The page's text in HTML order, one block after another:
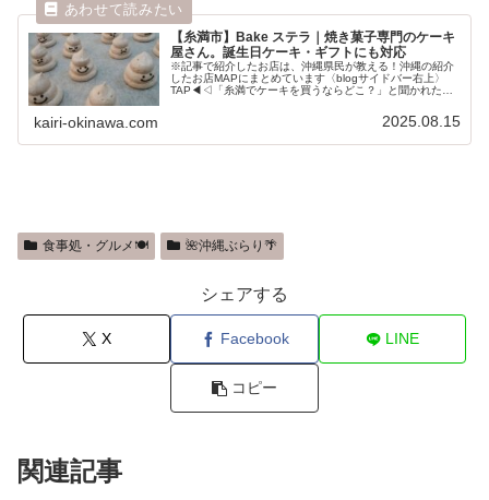
【糸満市】Bake ステラ｜焼き菓子専門のケーキ
屋さん。誕生日ケーキ・ギフトにも対応
※記事で紹介したお店は、沖縄県民が教える！沖縄の紹介
したお店MAPにまとめています〈blogサイドバー右上〉
TAP◀︎◁「糸満でケーキを買うならどこ？」と聞かれた
kairi-okinawa.com 2025.08.15
食事処・グルメ🍽️ 🌺沖縄ぶらり🌴
シェアする
X Facebook LINE
コピー
関連記事